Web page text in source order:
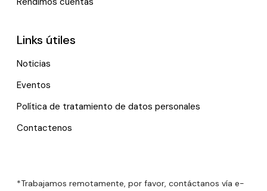
Links útiles
Noticias
Eventos
Política de tratamiento de datos personales
Contactenos
*Trabajamos remotamente, por favor, contáctanos vía e-